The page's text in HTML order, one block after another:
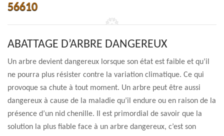
56610
ABATTAGE D’ARBRE DANGEREUX
Un arbre devient dangereux lorsque son état est faible et qu’il
ne pourra plus résister contre la variation climatique. Ce qui
provoque sa chute à tout moment. Un arbre peut être aussi
dangereux à cause de la maladie qu’il endure ou en raison de la
présence d’un nid chenille. Il est primordial de savoir que la
solution la plus fiable face à un arbre dangereux, c’est son